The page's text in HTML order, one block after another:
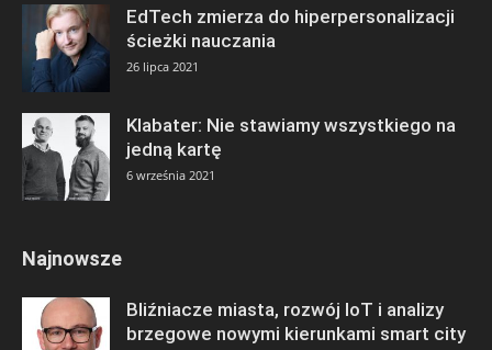
EdTech zmierza do hiperpersonalizacji
ścieżki nauczania
26 lipca 2021
Klabater: Nie stawiamy wszystkiego na
jedną kartę
6 września 2021
Najnowsze
Bliźniacze miasta, rozwój IoT i analizy
brzegowe nowymi kierunkami smart city